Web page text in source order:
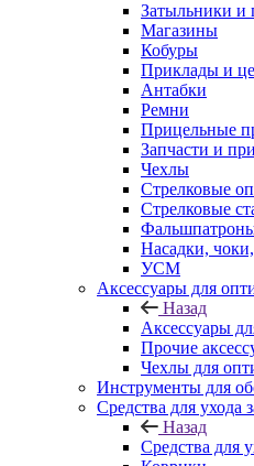
Затыльники и
Магазины
Кобуры
Приклады и
Антабки
Ремни
Прицельные
Запчасти и
Чехлы
Стрелковые
Стрелковые
Насадки,
УСМ
Аксессуары для
Назад
Аксессуары
Прочие
Чехлы для
Инструменты для
Средства для ухода
Назад
Средства для